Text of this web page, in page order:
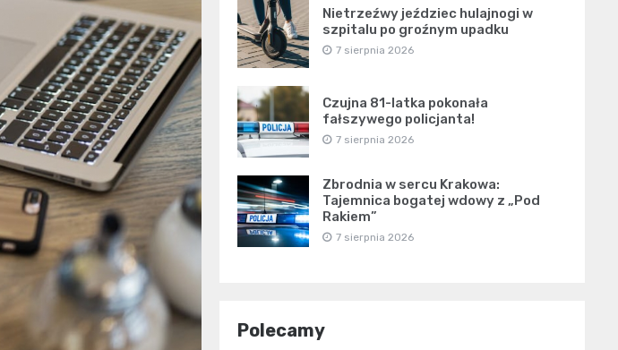
Nietrzeźwy jeździec hulajnogi w
szpitalu po groźnym upadku
7 sierpnia 2026
Czujna 81-latka pokonała
fałszywego policjanta!
7 sierpnia 2026
Zbrodnia w sercu Krakowa:
Tajemnica bogatej wdowy z „Pod
Rakiem”
7 sierpnia 2026
Polecamy